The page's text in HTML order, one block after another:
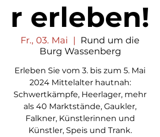
r erleben!
Fr., 03. Mai
  |
Rund um die
Burg Wassenberg
Erleben Sie vom 3. bis zum 5. Mai
2024 Mittelalter hautnah:
Schwertkämpfe, Heerlager, mehr
als 40 Marktstände, Gaukler,
Falkner, Künstlerinnen und
Künstler, Speis und Trank.